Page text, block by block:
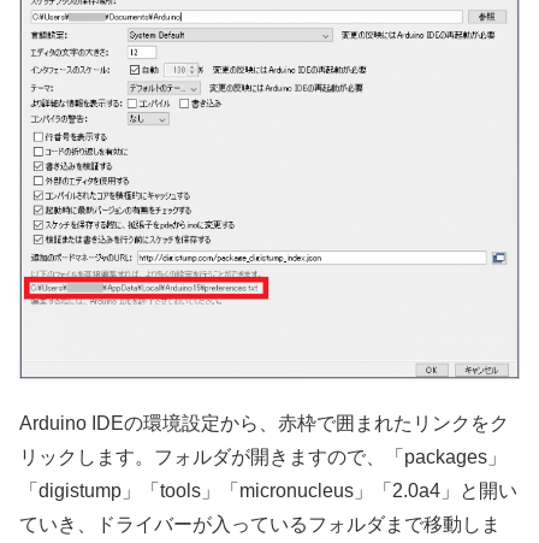
Arduino IDEの環境設定から、赤枠で囲まれたリンクをク
リックします。フォルダが開きますので、「packages」
「digistump」「tools」「micronucleus」「2.0a4」と開い
ていき、ドライバーが入っているフォルダまで移動しま